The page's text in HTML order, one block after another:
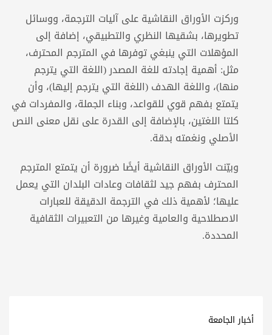
وركزت الأوراق النقاشية على آليات الترجمة، ووسائل
تطويرها، بشقيها النظري والتطبيقي، إضافة إلى
المؤهلات التي ينبغي توفرها في المترجم المحترف،
مثل: أهمية إجادته للغة المصدر (اللغة التي يترجم
منها)، واللغة الهدف (اللغة التي يترجم إليها)، وأن
يتمتع بفهم قوي للقواعد، وبناء الجملة، والمفردات في
كلتا اللغتين، بالإضافة إلى القدرة على نقل معنى النص
الأصلي ونغمته بدقة.
وبيّنت الأوراق النقاشية أيضًا ضرورة أن يتمتع المترجم
المحترف بفهم جيد لثقافات وعادات البلدان التي يعمل
عليها؛ لأهمية ذلك في الترجمة الدقيقة للعبارات
الاصطلاحية والعامية وغيرها من التعبيرات الثقافية
المحددة.
أخبار الجامعة